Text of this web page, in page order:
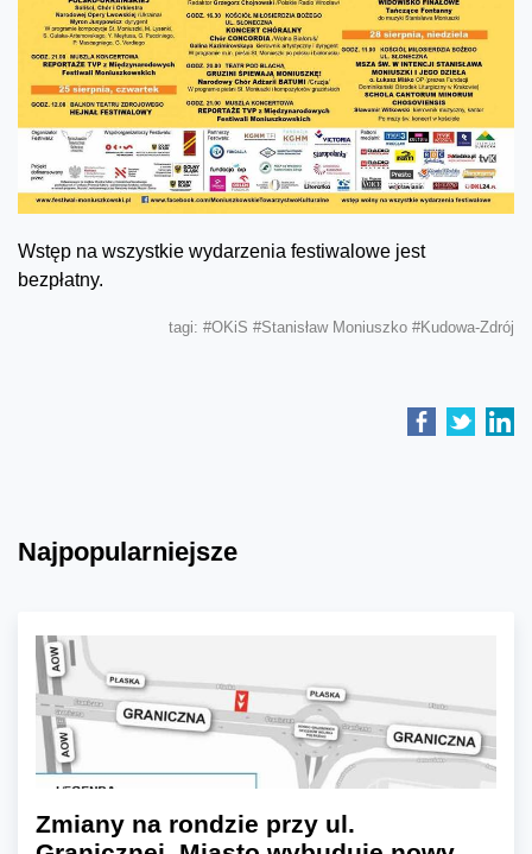
Wstęp na wszystkie wydarzenia festiwalowe jest
bezpłatny.
tagi: #OKiS #Stanisław Moniuszko #Kudowa-Zdrój
Najpopularniejsze
Zmiany na rondzie przy ul.